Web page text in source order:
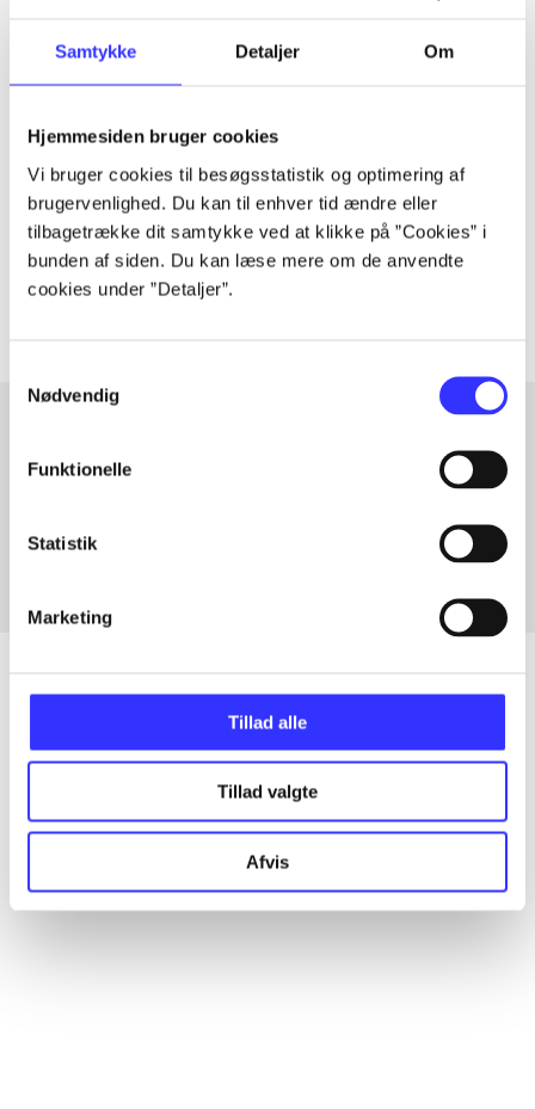
Samtykke Detaljer Om
Hjemmesiden bruger cookies
Vi bruger cookies til besøgsstatistik og optimering af
brugervenlighed. Du kan til enhver tid ændre eller
tilbagetrække dit samtykke ved at klikke på ”Cookies” i
bunden af siden. Du kan læse mere om de anvendte
cookies under ”Detaljer”.
Nødvendig
Funktionelle
Statistik
Marketing
Tillad alle
Tillad valgte
Afvis
Artiklen er en del af
lorem ipsum dolor sit amet ...
Tidsskrift
Artiklerne i handler ofte om
Artikler med samme emner
Artikler
Alle registrerede artikler fordelt på udgivelser